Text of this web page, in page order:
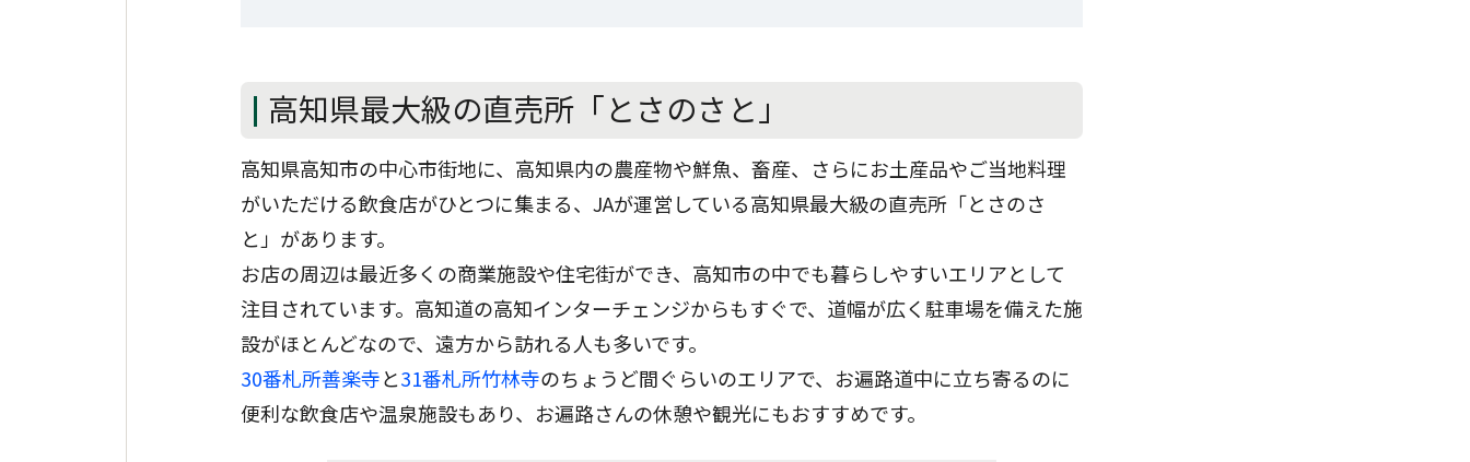
高知県最大級の直売所「とさのさと」
高知県高知市の中心市街地に、高知県内の農産物や鮮魚、畜産、さらにお土産品やご当地料理
がいただける飲食店がひとつに集まる、JAが運営している高知県最大級の直売所「とさのさ
と」があります。
お店の周辺は最近多くの商業施設や住宅街ができ、高知市の中でも暮らしやすいエリアとして
注目されています。高知道の高知インターチェンジからもすぐで、道幅が広く駐車場を備えた施
設がほとんどなので、遠方から訪れる人も多いです。
30番札所善楽寺と31番札所竹林寺のちょうど間ぐらいのエリアで、お遍路道中に立ち寄るのに
便利な飲食店や温泉施設もあり、お遍路さんの休憩や観光にもおすすめです。